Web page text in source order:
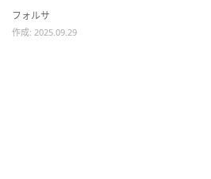
フォルサ
作成: 2025.09.29